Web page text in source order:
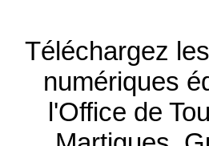
Téléchargez
numériques
l'Office de